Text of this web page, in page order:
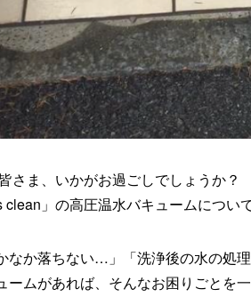
皆さま、いかがお過ごしでしょうか？
clean」の高圧温水バキュームについ
なか落ちない…」「洗浄後の水の処
ームがあれば、そんなお困りごとを